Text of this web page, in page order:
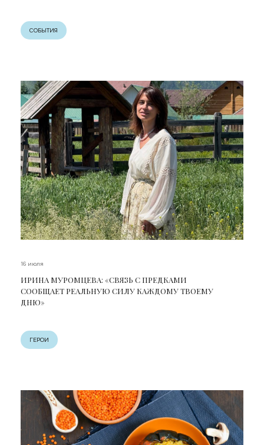
СОБЫТИЯ
16 июля
ИРИНА МУРОМЦЕВА: «СВЯЗЬ С ПРЕДКАМИ
СООБЩАЕТ РЕАЛЬНУЮ СИЛУ КАЖДОМУ ТВОЕМУ
ДНЮ»
ГЕРОИ